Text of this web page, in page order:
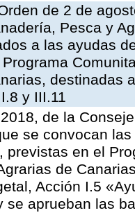
de 2 de
Pesca y
a las ayudas
destinadas
y III.11
de la
se convocan
previstas en el
de
Acción I.5
se aprueban las